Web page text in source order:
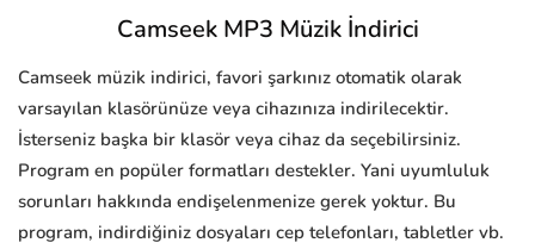
Camseek MP3 Müzik İndirici
Camseek müzik indirici, favori şarkınız otomatik olarak
varsayılan klasörünüze veya cihazınıza indirilecektir.
İsterseniz başka bir klasör veya cihaz da seçebilirsiniz.
Program en popüler formatları destekler. Yani uyumluluk
sorunları hakkında endişelenmenize gerek yoktur. Bu
program, indirdiğiniz dosyaları cep telefonları, tabletler vb.